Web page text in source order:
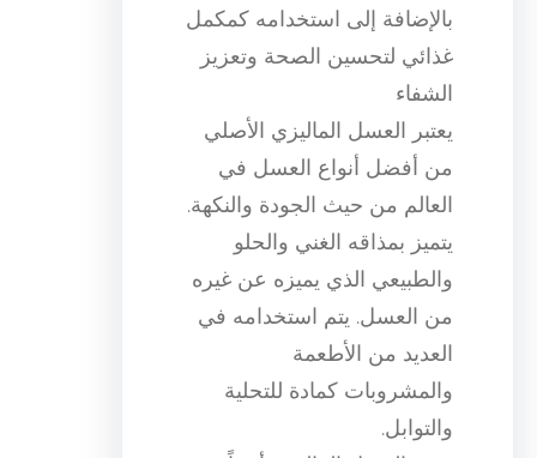
بالإضافة إلى استخدامه كمكمل
غذائي لتحسين الصحة وتعزيز
الشفاء
يعتبر العسل الماليزي الأصلي
من أفضل أنواع العسل في
العالم من حيث الجودة والنكهة.
يتميز بمذاقه الغني والحلو
والطبيعي الذي يميزه عن غيره
من العسل. يتم استخدامه في
العديد من الأطعمة
والمشروبات كمادة للتحلية
والتوابل.